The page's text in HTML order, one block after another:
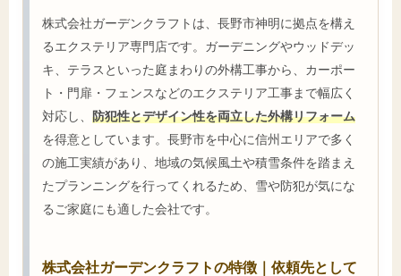
株式会社ガーデンクラフトは、長野市神明に拠点を構え
るエクステリア専門店です。ガーデニングやウッドデッ
キ、テラスといった庭まわりの外構工事から、カーポー
ト・門扉・フェンスなどのエクステリア工事まで幅広く
対応し、 防犯性とデザイン性を両立した外構リフォーム
を得意としています。長野市を中心に信州エリアで多く
の施工実績があり、地域の気候風土や積雪条件を踏まえ
たプランニングを行ってくれるため、雪や防犯が気にな
るご家庭にも適した会社です。
株式会社ガーデンクラフトの特徴｜依頼先として